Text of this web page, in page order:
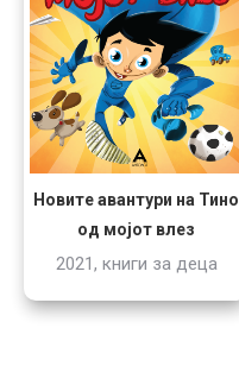
Новите авантури на Тино
од мојот влез
2021, книги за деца